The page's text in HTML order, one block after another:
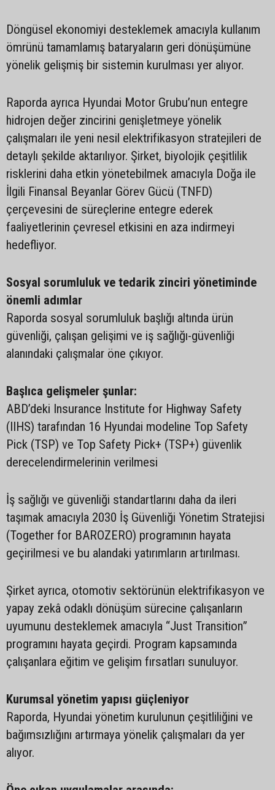
Döngüsel ekonomiyi desteklemek amacıyla kullanım
ömrünü tamamlamış bataryaların geri dönüşümüne
yönelik gelişmiş bir sistemin kurulması yer alıyor.
Raporda ayrıca Hyundai Motor Grubu’nun entegre
hidrojen değer zincirini genişletmeye yönelik
çalışmaları ile yeni nesil elektrifikasyon stratejileri de
detaylı şekilde aktarılıyor. Şirket, biyolojik çeşitlilik
risklerini daha etkin yönetebilmek amacıyla Doğa ile
İlgili Finansal Beyanlar Görev Gücü (TNFD)
çerçevesini de süreçlerine entegre ederek
faaliyetlerinin çevresel etkisini en aza indirmeyi
hedefliyor.
Sosyal sorumluluk ve tedarik zinciri yönetiminde
önemli adımlar
Raporda sosyal sorumluluk başlığı altında ürün
güvenliği, çalışan gelişimi ve iş sağlığı-güvenliği
alanındaki çalışmalar öne çıkıyor.
Başlıca gelişmeler şunlar:
ABD’deki Insurance Institute for Highway Safety
(IIHS) tarafından 16 Hyundai modeline Top Safety
Pick (TSP) ve Top Safety Pick+ (TSP+) güvenlik
derecelendirmelerinin verilmesi
İş sağlığı ve güvenliği standartlarını daha da ileri
taşımak amacıyla 2030 İş Güvenliği Yönetim Stratejisi
(Together for BAROZERO) programının hayata
geçirilmesi ve bu alandaki yatırımların artırılması.
Şirket ayrıca, otomotiv sektörünün elektrifikasyon ve
yapay zekâ odaklı dönüşüm sürecine çalışanların
uyumunu desteklemek amacıyla “Just Transition”
programını hayata geçirdi. Program kapsamında
çalışanlara eğitim ve gelişim fırsatları sunuluyor.
Kurumsal yönetim yapısı güçleniyor
Raporda, Hyundai yönetim kurulunun çeşitliliğini ve
bağımsızlığını artırmaya yönelik çalışmaları da yer
alıyor.